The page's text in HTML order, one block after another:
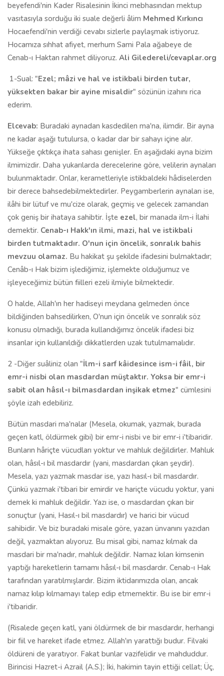
beyefendi'nin Kader Risalesinin İkinci mebhasından mektup
vasıtasıyla sorduğu iki suale değerli âlim Mehmed Kırkıncı
Hocaefendi'nin verdiği cevabı sizlerle paylaşmak istiyoruz.
Hocamıza sıhhat afiyet, merhum Sami Pala ağabeye de
Cenab-ı Haktan rahmet diliyoruz. Ali Giledereli/cevaplar.org
1-Sual: "Ezel; mâzi ve hal ve istikbali birden tutar,
yüksekten bakar bir ayine misaldir" sözünün izahını rica
ederim.
Elcevab: Buradaki aynadan kasdedilen ma'na, ilimdir. Bir ayna
ne kadar aşağı tutulursa, o kadar dar bir sahayı içine alır.
Yükseğe çıktıkça ihata sahası genişler. En aşağıdaki ayna bizim
ilmimizdir. Daha yukarılarda derecelerine göre, velilerin aynaları
bulunmaktadır. Onlar, kerametleriyle istikbaldeki hâdiselerden
bir derece bahsedebilmektedirler. Peygamberlerin aynaları ise,
ilâhi bir lütuf ve mu'cize olarak, geçmiş ve gelecek zamandan
çok geniş bir ihataya sahibtir. İşte ezel, bir manada ilm-i İlahi
demektir. Cenab-ı Hakk'ın ilmi, mazi, hal ve istikbali
birden tutmaktadır. O'nun için öncelik, sonralık bahis
mevzuu olamaz. Bu hakikat şu şekilde ifadesini bulmaktadır;
Cenâb-ı Hak bizim işlediğimiz, işlemekte olduğumuz ve
işleyeceğimiz bütün fiilleri ezeli ilmiyle bilmektedir.
O halde, Allah'ın her hadiseyi meydana gelmeden önce
bildiğinden bahsedilirken, O'nun için öncelik ve sonralık söz
konusu olmadığı, burada kullandığımız öncelik ifadesi biz
insanlar için kullanıldığı dikkatlerden uzak tutulmamalıdır.
2 -Diğer suâliniz olan "İlm-i sarf kâidesince ism-i fâil, bir
emr-i nisbi olan masdardan müştaktır. Yoksa bir emr­­-i
sabit olan hâsıl-ı bilmasdardan inşikak etmez" cümlesini
şöyle izah edebiliriz.
Bütün masdari ma'nalar (Mesela, okumak, yazmak, burada
geçen katl, öldürmek gibi) bir emr-i nisbi ve bir emr-i i'tibaridir.
Bunların hâriçte vücudları yoktur ve mahluk değildirler. Mahluk
olan, hâsıl-ı bil masdardır (yani, masdardan çıkan şeydir).
Mesela, yazı yazmak masdar ise, yazı hasıl-ı bil masdardır.
Çünkü yazmak i'tibari bir emirdir ve hariçte vücudu yoktur, yani
demek ki mahluk değildir. Yazı ise, o masdardan çıkan bir
sonuçtur (yani, Hasıl-ı bil masdardır) ve harici bir vücud
sahibidir. Ve biz buradaki misale göre, yazan ünvanını yazıdan
değil, yazmaktan alıyoruz. Bu misal gibi, namaz kılmak da
masdari bir ma'nadır, mahluk değildir. Namaz kılan kimsenin
yaptığı hareketlerin tamamı hâsıl-ı bil masdardır. Cenab-ı Hak
tarafından yaratılmışlardır. Bizim iktidarımızda olan, ancak
namaz kılıp kılmamayı talep edip etmemektir. Bu ise bir emr-i
i'tibaridir.
(Risalede geçen katl, yani öldürmek de bir masdardır, herhangi
bir fiil ve hareket ifade etmez. Allah'ın yarattığı budur. Filvaki
öldüreni de yaratıyor. Fakat bunlar vazifelidir ve mahduddur.
Birincisi Hazret-i Azrail (A.S.); İki, hakimin tayin ettiği cellat; Üç,